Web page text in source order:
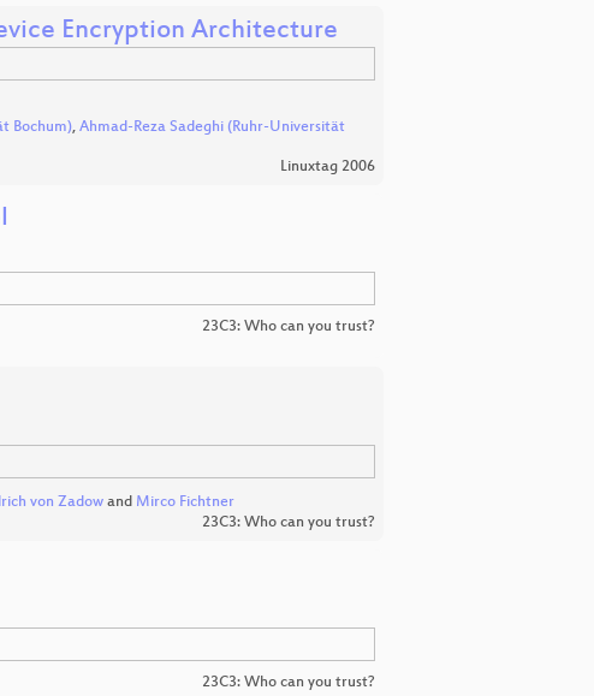
Encryption Architecture
Bochum), Ahmad-Reza Sadeghi (Ruhr-Universität
Linuxtag 2006
23C3: Who can you trust?
von Zadow and Mirco Fichtner
23C3: Who can you trust?
23C3: Who can you trust?